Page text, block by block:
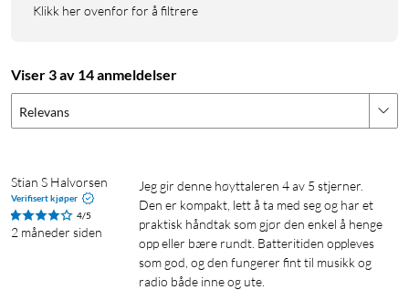
eller i teltet når mørket faller på. Takket være opptil 16 timers
rosa.
Spesifikasjoner
Bluetooth: Versjon 6.0 (rekkevidde: opptil 10 m)
TWS: Støtte for True Wireless Stereo (trådløs stereokobling)
Kortleser: microSD opptil 32 GB (MP3-filer)
Klikk her ovenfor for å filtrere
Viser 3 av 14 anmeldelser
Relevans
Stian S Halvorsen
Verifisert kjøper
4/5
2 måneder siden
Jeg gir denne høyttaleren 4 av 5 stjerner.
Den er kompakt, lett å ta med seg og har et
praktisk håndtak som gjør den enkel å henge
opp eller bære rundt. Batteritiden oppleves
som god, og den fungerer fint til musikk og
radio både inne og ute.